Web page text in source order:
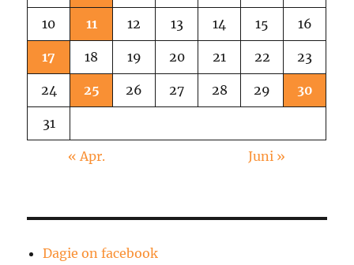
10 11 12 13 14 15 16
17 18 19 20 21 22 23
24 25 26 27 28 29 30
31
« Apr. Juni »
Dagie on facebook